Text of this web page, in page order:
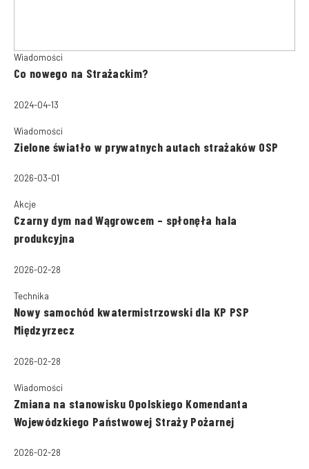
Wiadomości
Co nowego na Strażackim?
2024-04-13
Wiadomości
Zielone światło w prywatnych autach strażaków OSP
2026-03-01
Akcje
Czarny dym nad Wągrowcem – spłonęła hala
produkcyjna
2026-02-28
Technika
Nowy samochód kwatermistrzowski dla KP PSP
Międzyrzecz
2026-02-28
Wiadomości
Zmiana na stanowisku Opolskiego Komendanta
Wojewódzkiego Państwowej Straży Pożarnej
2026-02-28